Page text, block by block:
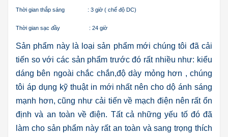
Thời gian thắp sáng : 3 giờ ( chế độ DC)
Thời gian sạc đầy : 24 giờ
Sản phẩm này là loại sản phẩm mới chúng tôi đã cải
tiến so với các sản phẩm trước đó rất nhiều như: kiểu
dáng bên ngoài chắc chắn,độ dày mỏng hơn , chúng
tôi áp dụng kỹ thuật in mới nhất nên cho dộ ánh sáng
mạnh hơn, cũng như cải tiến về mạch điện nên rất ổn
định và an toàn về điện. Tất cả những yếu tố đó đã
làm cho sản phẩm này rất an toàn và sang trọng thích